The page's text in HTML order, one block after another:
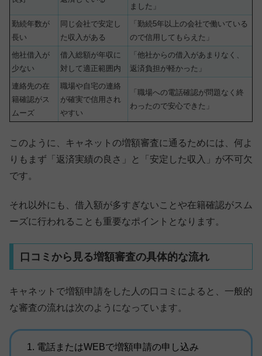
ました」
勤続年数が
長い
同じ会社で安定し
た収入がある
「勤続5年以上の会社で働いている
ので信用してもらえた」
他社借入が
少ない
借入総額が年収に
対して適正範囲内
「他社からの借入があまりなく、
返済負担が軽かった」
連絡先の在
籍確認がス
ムーズ
職場や自宅の連絡
が確実で信用され
やすい
「職場への電話確認が問題なく終
わったので安心できた」
このように、キャネットの増額審査に通るためには、何よ
りもまず「返済実績の良さ」と「安定した収入」が不可欠
です。
それ以外にも、借入額が多すぎないことや在籍確認がスム
ーズに行われることも重要なポイントとなります。
口コミから見る増額審査の具体的な流れ
キャネットで増額申請をした人の口コミによると、一般的
な審査の流れは次のようになっています。
電話またはWEBで増額申請の申し込み